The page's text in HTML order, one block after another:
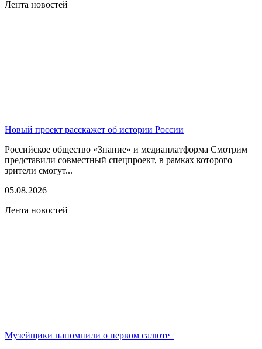
Лента новостей
Новый проект расскажет об истории России
Российское общество «Знание» и медиаплатформа Смотрим
представили совместный спецпроект, в рамках которого
зрители смогут...
05.08.2026
Лента новостей
Музейщики напомнили о первом салюте